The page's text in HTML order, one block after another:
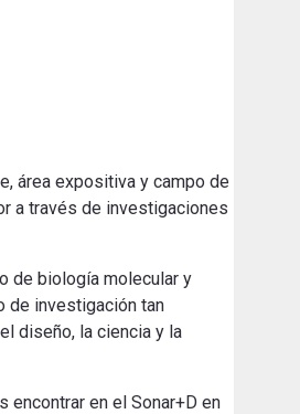
área expositiva y campo de
a través de investigaciones
de biología molecular y
de investigación tan
diseño, la ciencia y la
en el Sonar+D en